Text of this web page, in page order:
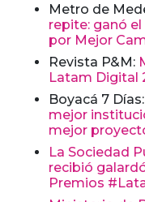
Metro de
repite: ganó
por Mejor
Revista P&M:
Latam Digital
Boyacá 7 Días:
mejor
mejor
La Sociedad
recibió
Premios